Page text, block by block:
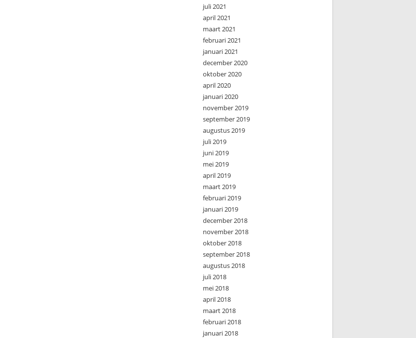
juli 2021
april 2021
maart 2021
februari 2021
januari 2021
december 2020
oktober 2020
april 2020
januari 2020
november 2019
september 2019
augustus 2019
juli 2019
juni 2019
mei 2019
april 2019
maart 2019
februari 2019
januari 2019
december 2018
november 2018
oktober 2018
september 2018
augustus 2018
juli 2018
mei 2018
april 2018
maart 2018
februari 2018
januari 2018